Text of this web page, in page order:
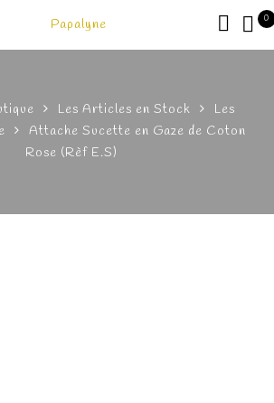
0
Les Articles en Stock
Les
Attache Sucette en Gaze de Coton
Rose (Rèf E.S)